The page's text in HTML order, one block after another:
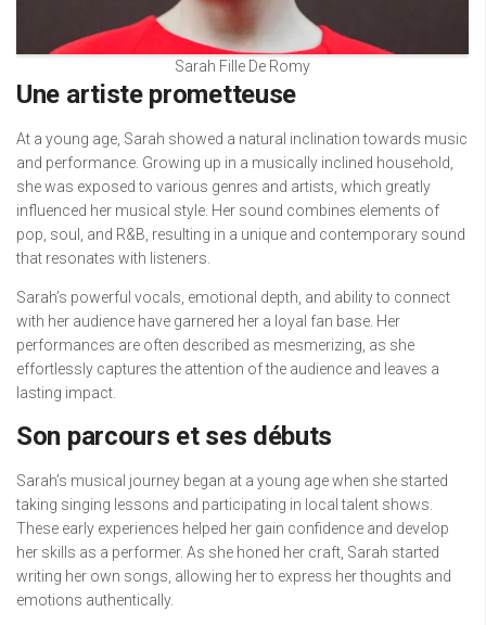
Sarah Fille De Romy
Une artiste prometteuse
At a young age, Sarah showed a natural inclination towards music
and performance. Growing up in a musically inclined household,
she was exposed to various genres and artists, which greatly
influenced her musical style. Her sound combines elements of
pop, soul, and R&B, resulting in a unique and contemporary sound
that resonates with listeners.
Sarah’s powerful vocals, emotional depth, and ability to connect
with her audience have garnered her a loyal fan base. Her
performances are often described as mesmerizing, as she
effortlessly captures the attention of the audience and leaves a
lasting impact.
Son parcours et ses débuts
Sarah’s musical journey began at a young age when she started
taking singing lessons and participating in local talent shows.
These early experiences helped her gain confidence and develop
her skills as a performer. As she honed her craft, Sarah started
writing her own songs, allowing her to express her thoughts and
emotions authentically.